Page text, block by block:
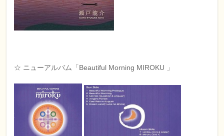
☆ ニューアルバム「Beautiful Morning MIROKU 」